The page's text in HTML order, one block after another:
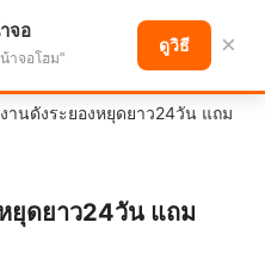
วหน้า
านดังระยองหยุดยาว24วัน แถม
ยุดยาว24วัน แถม
จอ
าจอโฮม"
ดูวิธี ×